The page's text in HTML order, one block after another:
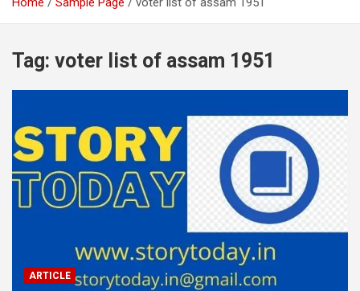
Tag: voter list of assam 1951
ARTICLE